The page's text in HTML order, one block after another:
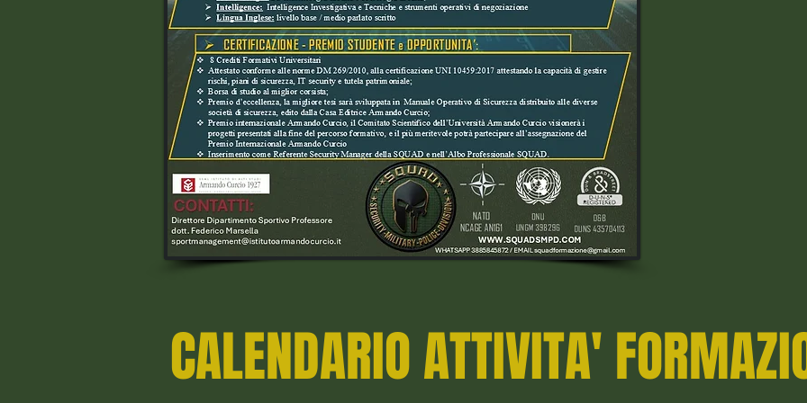
CALENDARIO ATTIVITA'